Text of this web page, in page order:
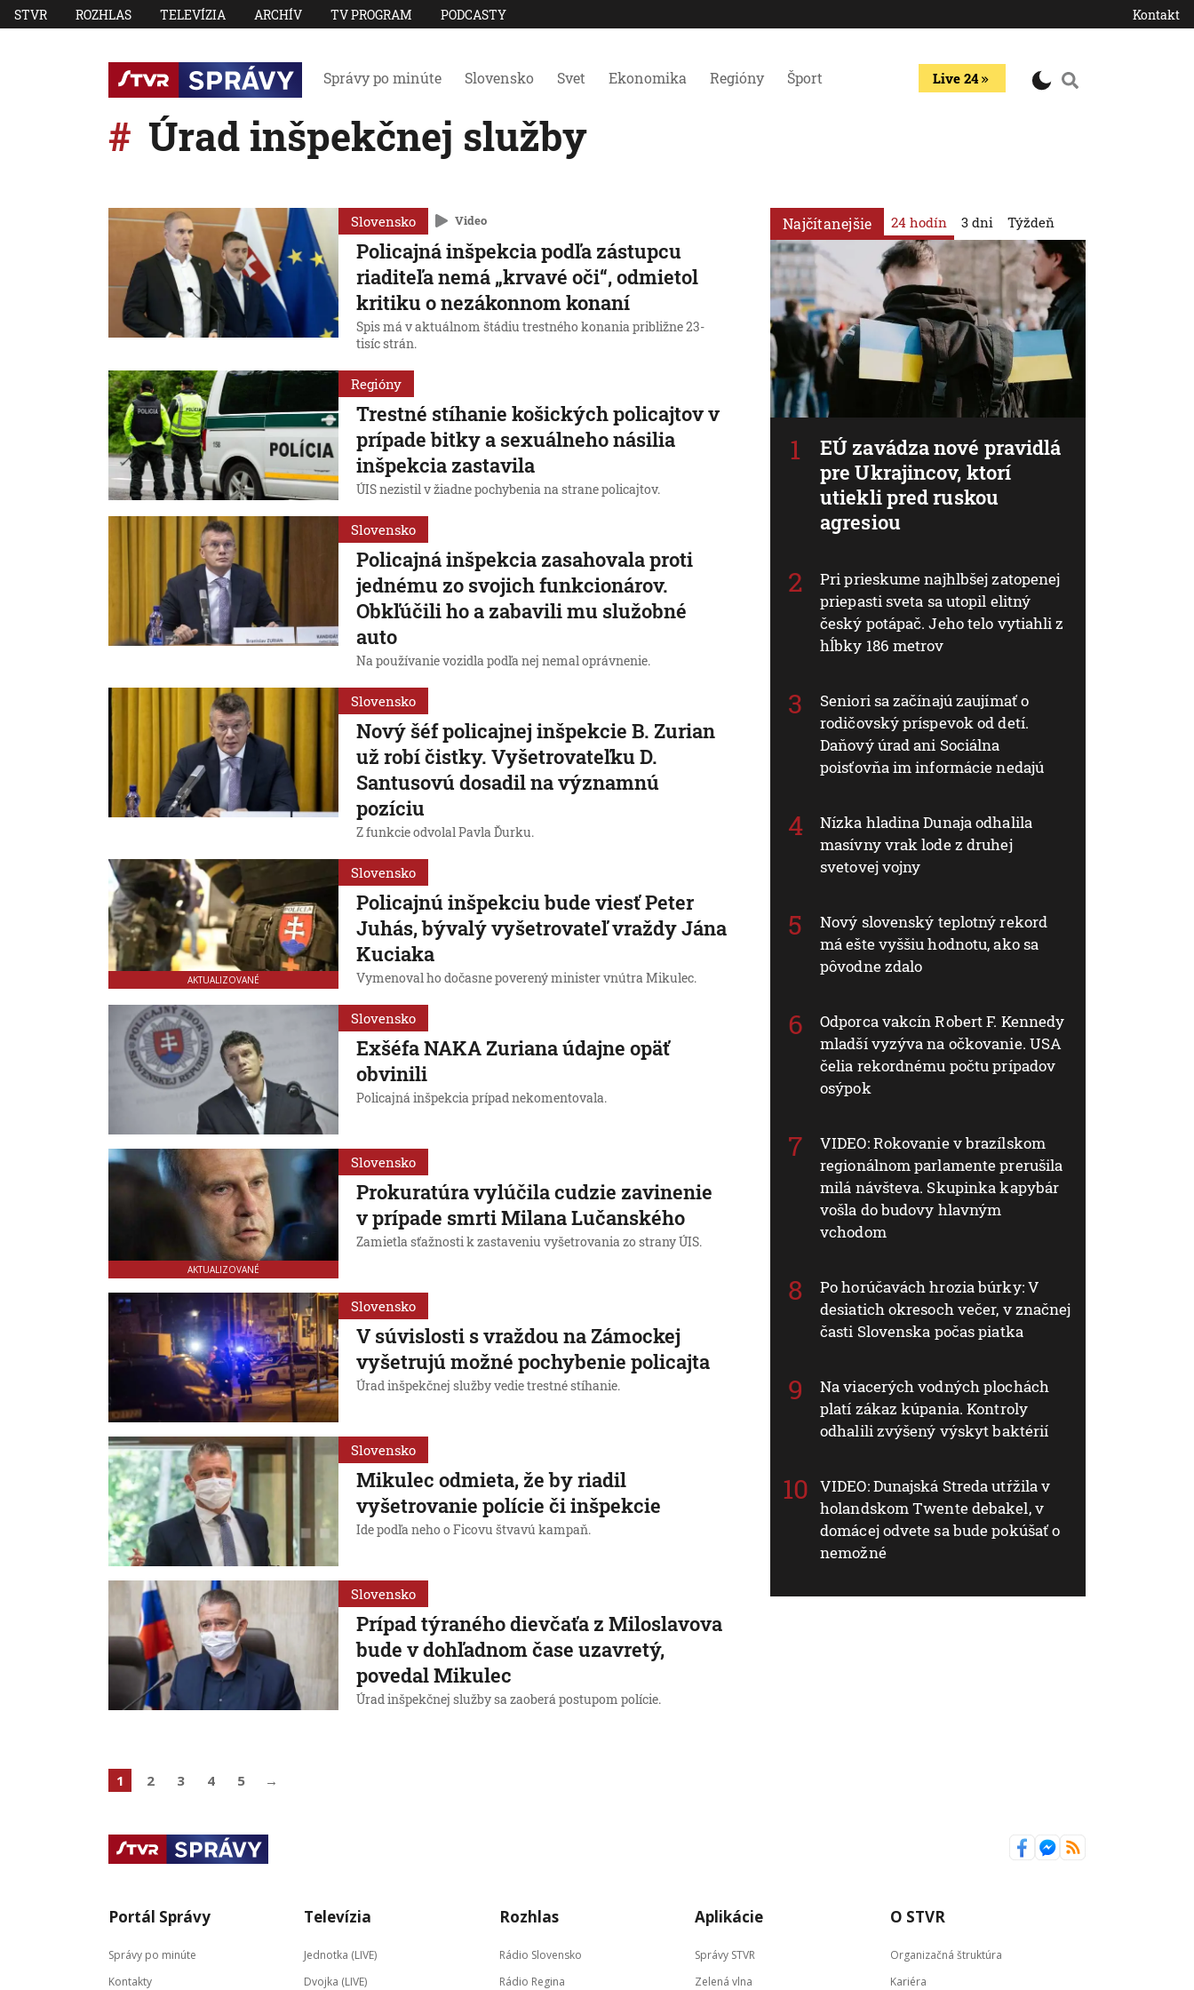
STVR ROZHLAS TELEVÍZIA ARCHÍV TV PROGRAM PODCASTY Kontakt
Správy po minúte Slovensko Svet Ekonomika Regióny Šport Live 24
Úrad inšpekčnej služby
Slovensko Video
Policajná inšpekcia podľa zástupcu
riaditeľa nemá „krvavé oči“, odmietol
kritiku o nezákonnom konaní
Spis má v aktuálnom štádiu trestného konania približne 23-
tisíc strán.
Regióny
Trestné stíhanie košických policajtov v
prípade bitky a sexuálneho násilia
inšpekcia zastavila
ÚIS nezistil v žiadne pochybenia na strane policajtov.
Slovensko
Policajná inšpekcia zasahovala proti
jednému zo svojich funkcionárov.
Obkľúčili ho a zabavili mu služobné
auto
Na používanie vozidla podľa nej nemal oprávnenie.
Slovensko
Nový šéf policajnej inšpekcie B. Zurian
už robí čistky. Vyšetrovateľku D.
Santusovú dosadil na významnú
pozíciu
Z funkcie odvolal Pavla Ďurku.
AKTUALIZOVANÉ
Slovensko
Policajnú inšpekciu bude viesť Peter
Juhás, bývalý vyšetrovateľ vraždy Jána
Kuciaka
Vymenoval ho dočasne poverený minister vnútra Mikulec.
Slovensko
Exšéfa NAKA Zuriana údajne opäť
obvinili
Policajná inšpekcia prípad nekomentovala.
AKTUALIZOVANÉ
Slovensko
Prokuratúra vylúčila cudzie zavinenie
v prípade smrti Milana Lučanského
Zamietla sťažnosti k zastaveniu vyšetrovania zo strany ÚIS.
Slovensko
V súvislosti s vraždou na Zámockej
vyšetrujú možné pochybenie policajta
Úrad inšpekčnej služby vedie trestné stíhanie.
Slovensko
Mikulec odmieta, že by riadil
vyšetrovanie polície či inšpekcie
Ide podľa neho o Ficovu štvavú kampaň.
Slovensko
Prípad týraného dievčaťa z Miloslavova
bude v dohľadnom čase uzavretý,
povedal Mikulec
Úrad inšpekčnej služby sa zaoberá postupom polície.
Najčítanejšie 24 hodín
EÚ zavádza nové pravidlá
pre Ukrajincov, ktorí
utiekli pred ruskou
agresiou
Pri prieskume najhlbšej zatopenej
priepasti sveta sa utopil elitný
český potápač. Jeho telo vytiahli z
hĺbky 186 metrov
Seniori sa začínajú zaujímať o
rodičovský príspevok od detí.
Daňový úrad ani Sociálna
poisťovňa im informácie nedajú
Nízka hladina Dunaja odhalila
masívny vrak lode z druhej
svetovej vojny
Nový slovenský teplotný rekord
má ešte vyššiu hodnotu, ako sa
pôvodne zdalo
Odporca vakcín Robert F. Kennedy
mladší vyzýva na očkovanie. USA
čelia rekordnému počtu prípadov
osýpok
VIDEO: Rokovanie v brazílskom
regionálnom parlamente prerušila
milá návšteva. Skupinka kapybár
vošla do budovy hlavným
vchodom
Po horúčavách hrozia búrky: V
desiatich okresoch večer, v značnej
časti Slovenska počas piatka
Na viacerých vodných plochách
platí zákaz kúpania. Kontroly
odhalili zvýšený výskyt baktérií
VIDEO: Dunajská Streda utŕžila v
holandskom Twente debakel, v
domácej odvete sa bude pokúšať o
nemožné
3 dni Týždeň
1 2 3 4 5 →
Portál Správy
Správy po minúte
Kontakty
Televízia
Jednotka (LIVE)
Dvojka (LIVE)
Rozhlas
Rádio Slovensko
Rádio Regina
Aplikácie
Správy STVR
Zelená vlna
O STVR
Organizačná štruktúra
Kariéra